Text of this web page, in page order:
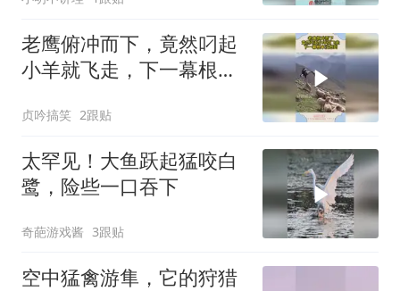
老鹰俯冲而下，竟然叼起
小羊就飞走，下一幕根本
贞吟搞笑 2跟贴
太罕见！大鱼跃起猛咬白
鹭，险些一口吞下
奇葩游戏酱 3跟贴
空中猛禽游隼，它的狩猎